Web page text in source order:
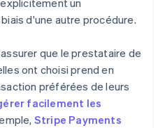
un
d'une autre procédure.
que le prestataire de
ont choisi prend en
préférées de leurs
facilement les
Stripe Payments